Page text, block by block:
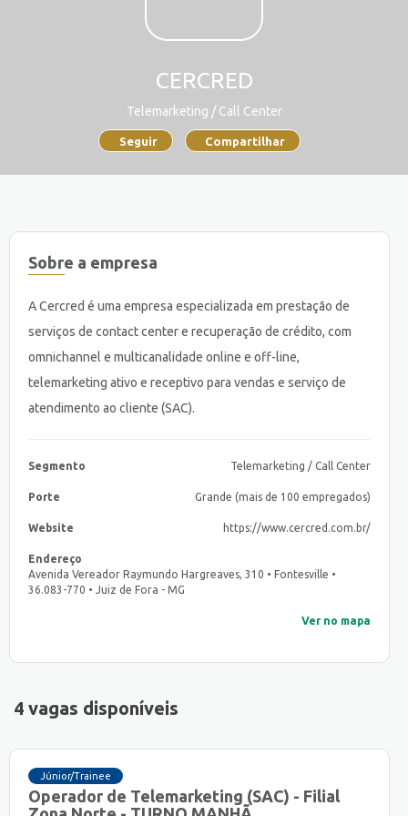
CERCRED
Telemarketing / Call Center
Seguir Compartilhar
Sobre a empresa
A Cercred é uma empresa especializada em prestação de
serviços de contact center e recuperação de crédito, com
omnichannel e multicanalidade online e off-line,
telemarketing ativo e receptivo para vendas e serviço de
atendimento ao cliente (SAC).
Segmento Telemarketing / Call Center
Porte Grande (mais de 100 empregados)
Website https://www.cercred.com.br/
Endereço
Avenida Vereador Raymundo Hargreaves, 310 • Fontesville •
36.083-770 • Juiz de Fora - MG
Ver no mapa
4 vagas disponíveis
Júnior/Trainee
Operador de Telemarketing (SAC) - Filial